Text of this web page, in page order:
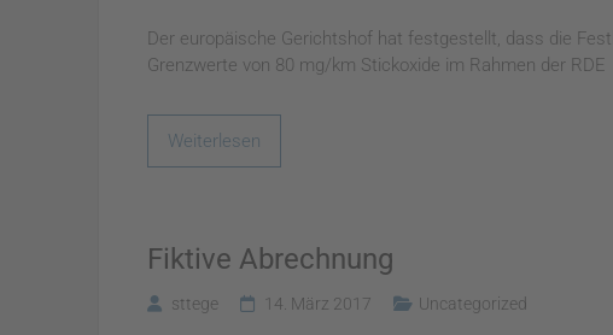
Der europäische Gerichtshof hat festgestellt, dass die
Grenzwerte von 80 mg/km Stickoxide im Rahmen der
Weiterlesen
Fiktive Abrechnung
sttege 14. März 2017 Uncategorized